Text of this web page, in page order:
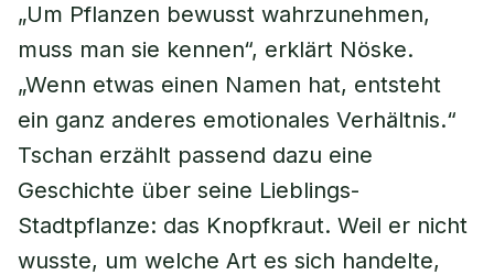
„Um Pflanzen bewusst wahrzunehmen,
muss man sie kennen“, erklärt Nöske.
„Wenn etwas einen Namen hat, entsteht
ein ganz anderes emotionales Verhältnis.“
Tschan erzählt passend dazu eine
Geschichte über seine Lieblings-
Stadtpflanze: das Knopfkraut. Weil er nicht
wusste, um welche Art es sich handelte,